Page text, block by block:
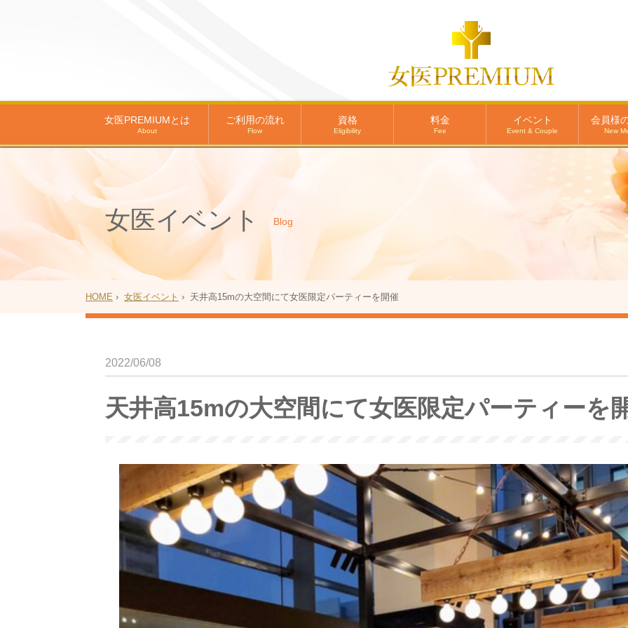
女医PREMIUMとは
About
ご利用の流れ
Flow
資格
Eligibility
料金
Fee
イベント
Event & Couple
会員様
New
女医イベント Blog
HOME › 女医イベント › 天井高15mの大空間にて女医限定パーティーを開催
2022/06/08
天井高15mの大空間にて女医限定パーティーを